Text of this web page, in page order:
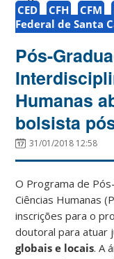
CED
CFH CFM
Federal de Santa
Pós-
Humanas
bolsista
31/01/2018 12:58
O Programa de
Ciências Humanas
inscrições para o
doutoral para atuar
globais e locais. A